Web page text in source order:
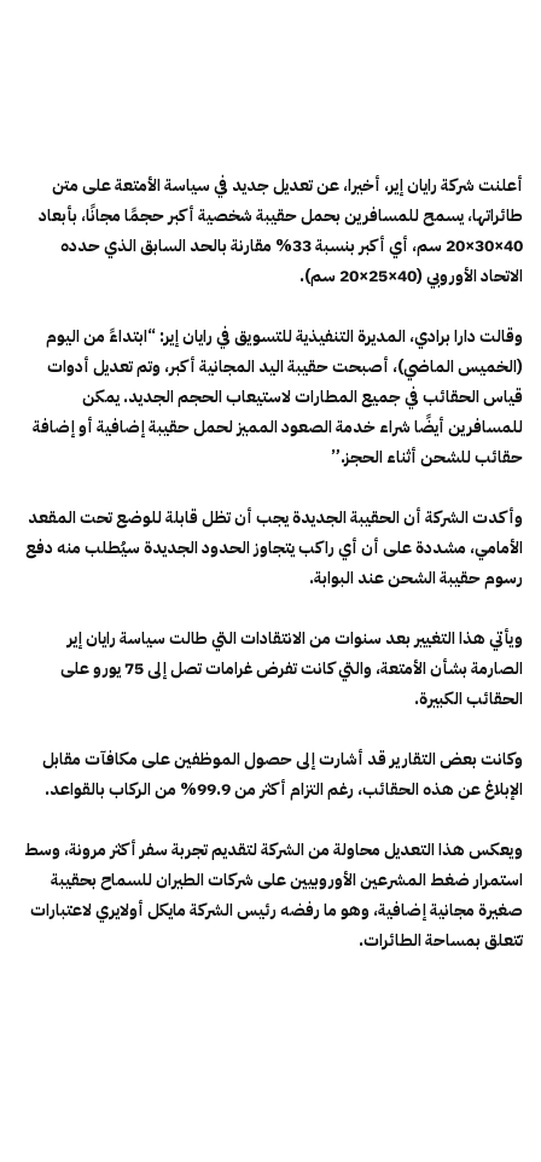
أعلنت شركة رايان إير، أخيرا، عن تعديل جديد في سياسة الأمتعة على متن
طائراتها، يسمح للمسافرين بحمل حقيبة شخصية أكبر حجمًا مجانًا، بأبعاد
40×30×20 سم، أي أكبر بنسبة 33% مقارنة بالحد السابق الذي حدده
الاتحاد الأوروبي (40×25×20 سم).
وقالت دارا برادي، المديرة التنفيذية للتسويق في رايان إير: “ابتداءً من اليوم
(الخميس الماضي)، أصبحت حقيبة اليد المجانية أكبر، وتم تعديل أدوات
قياس الحقائب في جميع المطارات لاستيعاب الحجم الجديد. يمكن
للمسافرين أيضًا شراء خدمة الصعود المميز لحمل حقيبة إضافية أو إضافة
حقائب للشحن أثناء الحجز.”
وأكدت الشركة أن الحقيبة الجديدة يجب أن تظل قابلة للوضع تحت المقعد
الأمامي، مشددة على أن أي راكب يتجاوز الحدود الجديدة سيُطلب منه دفع
رسوم حقيبة الشحن عند البوابة.
ويأتي هذا التغيير بعد سنوات من الانتقادات التي طالت سياسة رايان إير
الصارمة بشأن الأمتعة، والتي كانت تفرض غرامات تصل إلى 75 يورو على
الحقائب الكبيرة.
وكانت بعض التقارير قد أشارت إلى حصول الموظفين على مكافآت مقابل
الإبلاغ عن هذه الحقائب، رغم التزام أكثر من 99.9% من الركاب بالقواعد.
ويعكس هذا التعديل محاولة من الشركة لتقديم تجربة سفر أكثر مرونة، وسط
استمرار ضغط المشرعين الأوروبيين على شركات الطيران للسماح بحقيبة
صغيرة مجانية إضافية، وهو ما رفضه رئيس الشركة مايكل أولايري لاعتبارات
تتعلق بمساحة الطائرات.